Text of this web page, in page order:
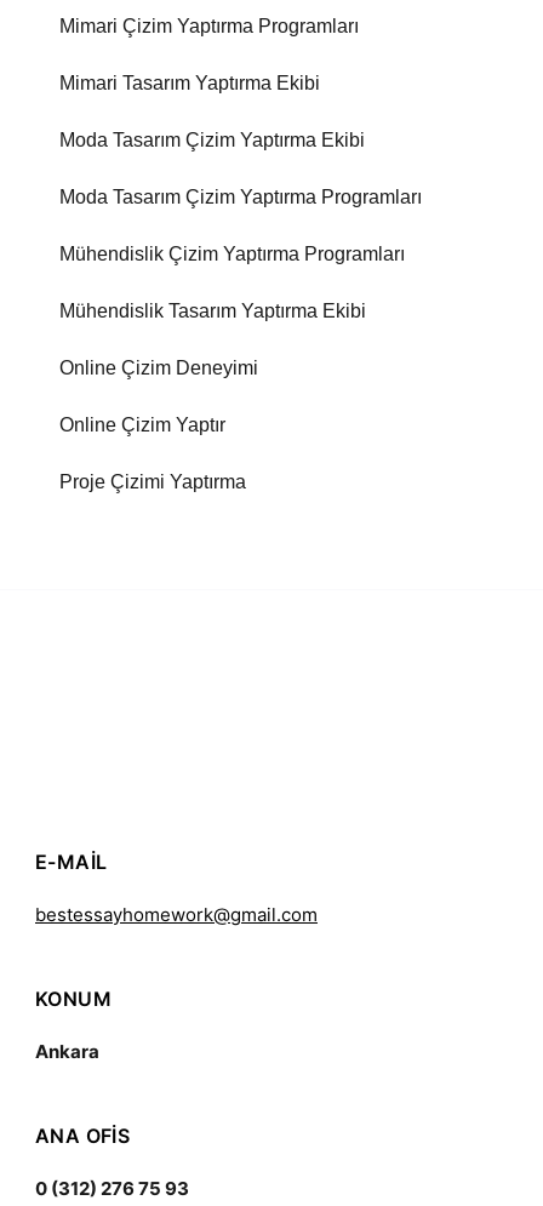
Mimari Çizim Yaptırma Programları
Mimari Tasarım Yaptırma Ekibi
Moda Tasarım Çizim Yaptırma Ekibi
Moda Tasarım Çizim Yaptırma Programları
Mühendislik Çizim Yaptırma Programları
Mühendislik Tasarım Yaptırma Ekibi
Online Çizim Deneyimi
Online Çizim Yaptır
Proje Çizimi Yaptırma
E-MAIL
bestessayhomework@gmail.com
KONUM
Ankara
ANA OFIS
0 (312) 276 75 93